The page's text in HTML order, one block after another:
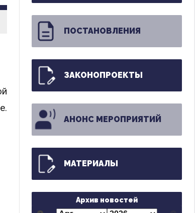
ПОСТАНОВЛЕНИЯ
ЗАКОНОПРОЕКТЫ
АНОНС МЕРОПРИЯТИЙ
МАТЕРИАЛЫ
Архив новостей